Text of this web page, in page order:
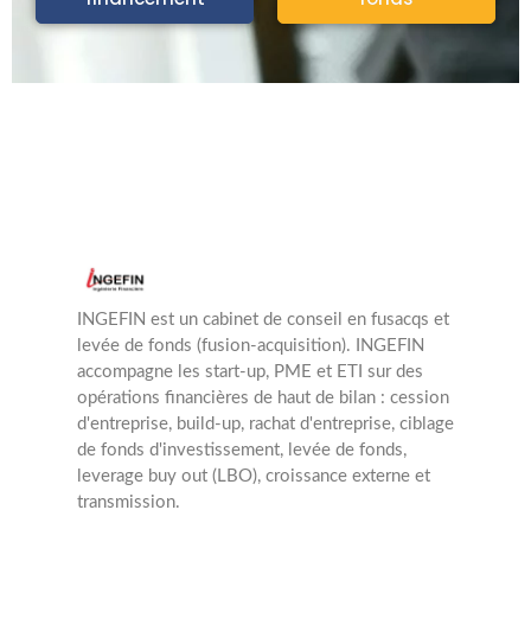
INGEFIN est un cabinet de conseil en fusacqs et
levée de fonds (fusion-acquisition). INGEFIN
accompagne les start-up, PME et ETI sur des
opérations financières de haut de bilan : cession
d'entreprise, build-up, rachat d'entreprise, ciblage
de fonds d'investissement, levée de fonds,
leverage buy out (LBO), croissance externe et
transmission.